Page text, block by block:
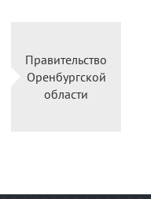
Правительство
Оренбургской
области